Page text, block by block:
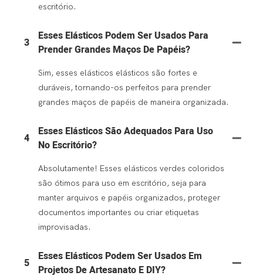
escritório.
3
Esses Elásticos Podem Ser Usados ​​para
Prender Grandes Maços De Papéis?
Sim, esses elásticos elásticos são fortes e
duráveis, tornando-os perfeitos para prender
grandes maços de papéis de maneira organizada.
4
Esses Elásticos São Adequados Para Uso
No Escritório?
Absolutamente! Esses elásticos verdes coloridos
são ótimos para uso em escritório, seja para
manter arquivos e papéis organizados, proteger
documentos importantes ou criar etiquetas
improvisadas.
5
Esses Elásticos Podem Ser Usados ​​em
Projetos De Artesanato E DIY?